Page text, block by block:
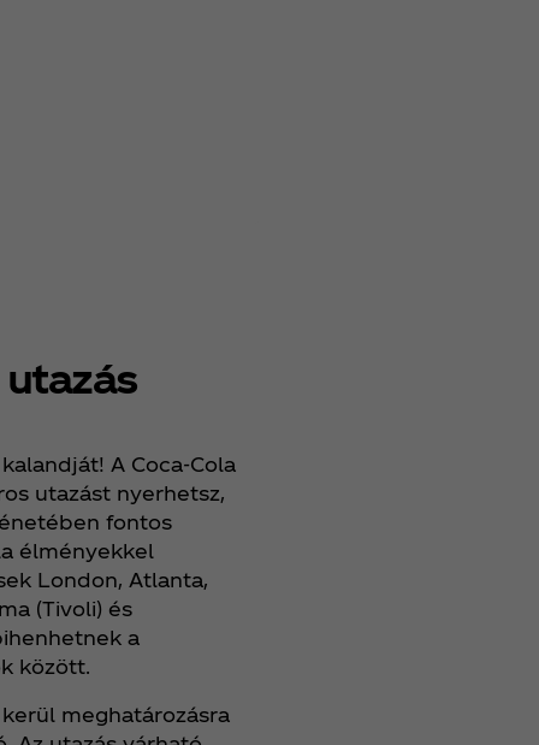
utazás
A Coca‑Cola
utazást nyerhetsz,
fontos
élményekkel
London, Atlanta,
(Tivoli) és
a
között.
meghatározásra